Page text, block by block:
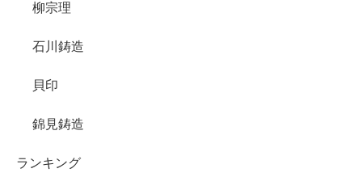
柳宗理
石川鋳造
貝印
錦見鋳造
ランキング